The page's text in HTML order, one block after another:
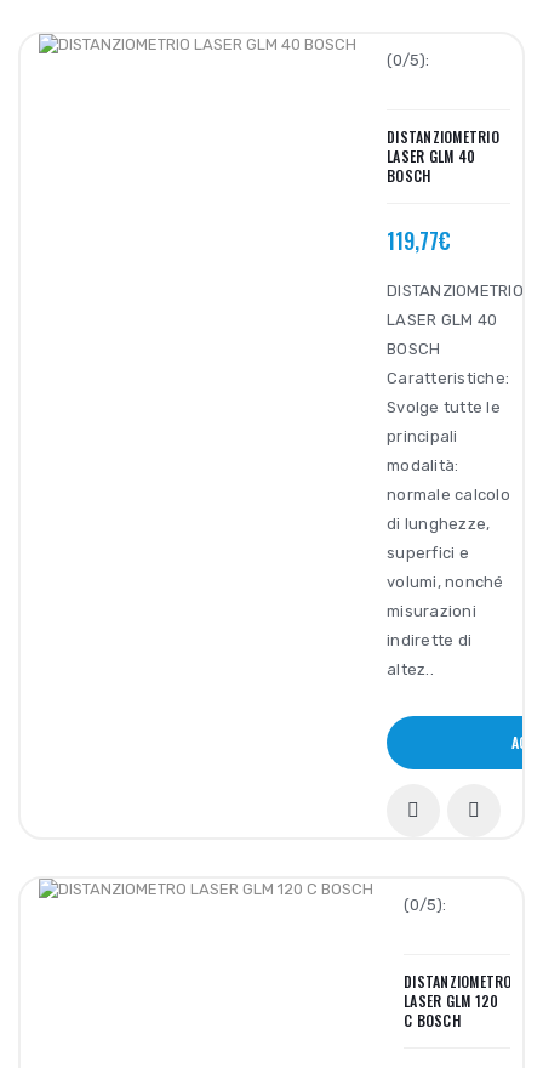
(0/5):
DISTANZIOMETRIO
LASER GLM 40
BOSCH
119,77€
DISTANZIOMETRIO
LASER GLM 40
BOSCH
Caratteristiche:
Svolge tutte le
principali
modalità:
normale calcolo
di lunghezze,
superfici e
volumi, nonché
misurazioni
indirette di
altez..
(0/5):
DISTANZIOMETRO
LASER GLM 120
C BOSCH